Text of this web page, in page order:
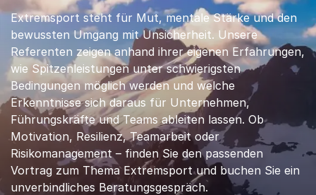
Extremsport steht für Mut, mentale Stärke und den
bewussten Umgang mit Unsicherheit. Unsere
Referenten zeigen anhand ihrer eigenen Erfahrungen,
wie Spitzenleistungen unter schwierigsten
Bedingungen möglich werden und welche
Erkenntnisse sich daraus für Unternehmen,
Führungskräfte und Teams ableiten lassen. Ob
Motivation, Resilienz, Teamarbeit oder
Risikomanagement – finden Sie den passenden
Vortrag zum Thema Extremsport und buchen Sie ein
unverbindliches Beratungsgespräch.